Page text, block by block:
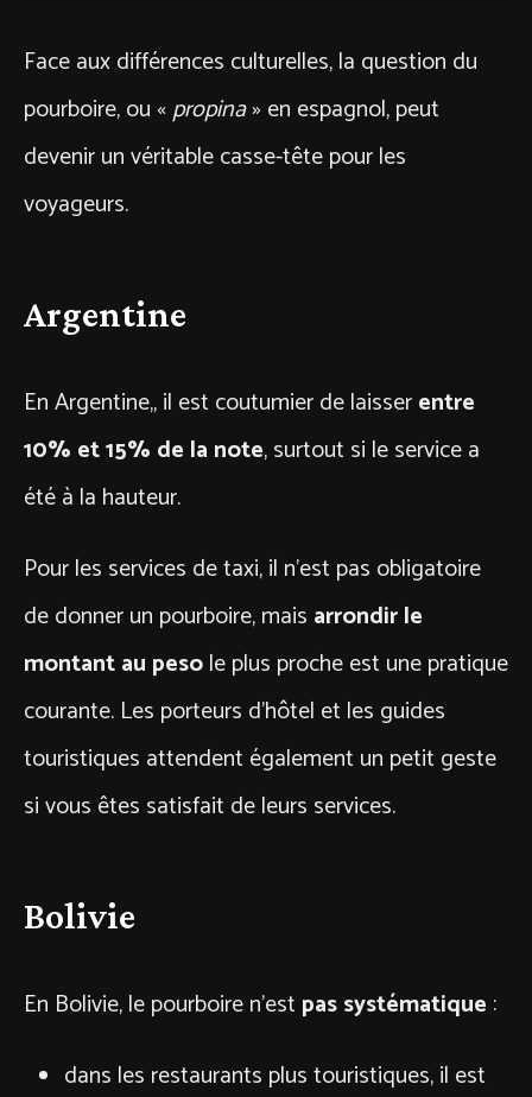
Face aux différences culturelles, la question du
pourboire, ou «propina» en espagnol, peut
devenir un véritable casse-tête pour les
voyageurs.
Argentine
En Argentine,, il est coutumier de laisserentre
10% et 15% de la note, surtout si le service a
été à la hauteur.
Pour les services de taxi, il n’est pas obligatoire
de donner un pourboire, mais arrondir le
montant au pesole plus proche est une pratique
courante. Les porteurs d’hôtel et les guides
touristiques attendent également un petit geste
si vous êtes satisfait de leurs services.
Bolivie
En Bolivie, le pourboire n’est pas systématique :
dans les restaurants plus touristiques, il est